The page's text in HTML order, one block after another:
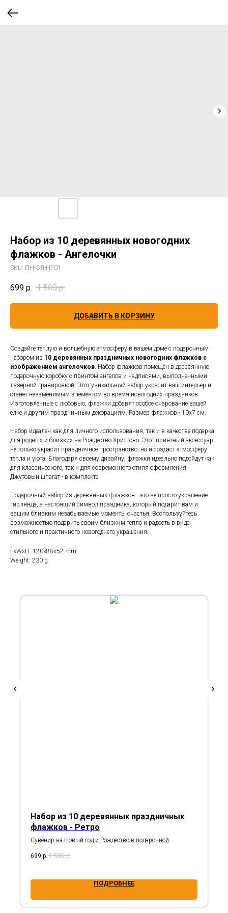
Набор из 10 деревянных новогодних
флажков - Ангелочки
SKU: ПН-ФЛ-НГ01
699 р. 1 500 р.
ДОБАВИТЬ В КОРЗИНУ
Создайте теплую и волшебную атмосферу в вашем доме с подарочным
набором из 10 деревянных праздничных новогодних флажков с
изображением ангелочков. Набор флажков помещён в деревянную
подарочную коробку с принтом ангелов и надписями, выполненными
лазерной гравировкой. Этот уникальный набор украсит ваш интерьер и
станет незаменимым элементом во время новогодних праздников.
Изготовленные с любовью, флажки добавят особое очарование вашей
елке и другим праздничным декорациям. Размер флажков - 10х7 см.
Набор идеален как для личного использования, так и в качестве подарка
для родных и близких на Рождество Христово. Этот приятный аксессуар
не только украсит праздничное пространство, но и создаст атмосферу
тепла и уюта. Благодаря своему дизайну, флажки идеально подойдут как
для классического, так и для современного стиля оформления.
Джутовый шпагат - в комплекте.
Подарочный набор из деревянных флажков - это не просто украшение
гирлянда, а настоящий символ праздника, который подарит вам и
вашим близким незабываемые моменты счастья. Воспользуйтесь
возможностью подарить своим близким тепло и радость в виде
стильного и практичного новогоднего украшения.
LxWxH: 120x88x52 mm
Weight: 230 g
Набор из 10 деревянных праздничных
флажков - Ретро
Сувенир на Новый год и Рождество в подарочной
699 р. 1 500 р.
ПОДРОБНЕЕ